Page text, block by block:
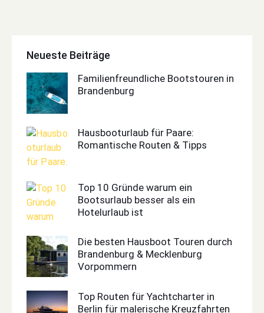
Neueste Beiträge
Familienfreundliche Bootstouren in
Brandenburg
Hausbooturlaub für Paare:
Romantische Routen & Tipps
Top 10 Gründe warum ein
Bootsurlaub besser als ein
Hotelurlaub ist
Die besten Hausboot Touren durch
Brandenburg & Mecklenburg
Vorpommern
Top Routen für Yachtcharter in
Berlin für malerische Kreuzfahrten